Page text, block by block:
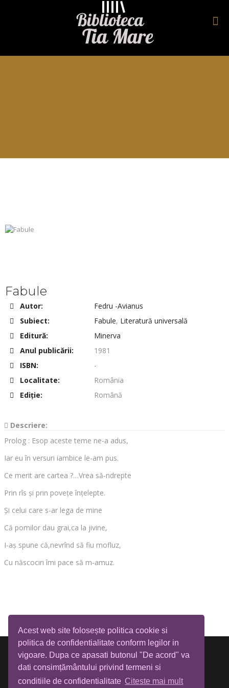
Acest web site folosește politica cookie si
politica de confidentialitate conform legilor in
vigoare. Dupa ce apasati butonul "De acord" va
dati consimțământului privind termeni si
conditiile de confidentialitate Citeste mai mult
Fabule
Autor:
Fedru -Avianus
Subiect:
Fabule, Literatură universală
Editură:
Minerva
Anul publicării:
1981
ISBN:
-
Localitate:
România
Ediţie:
Română
Descriere:
Prolog : Esop aceste teme ne-a adus,
Iar eu în versuri iambice le-am pus.
Ce merit are cartea ?…Vrea să-ndrepte
Prin rîs și prin povețe înțelepte.
Și celui care s-ar lega de mine
Că pomilor dau grai,ca la jivine,
I-aș spune că,nevrînd să fiu mofluz,
Cu născociri îmi pace să m-amuz.